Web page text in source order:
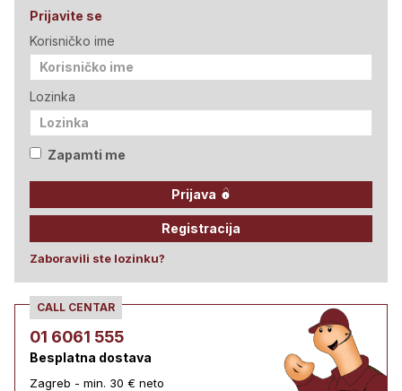
Prijavite se
Korisničko ime
Lozinka
Zapamti me
Prijava
Registracija
Zaboravili ste lozinku?
CALL CENTAR
01 6061 555
Besplatna dostava
Zagreb - min. 30 € neto